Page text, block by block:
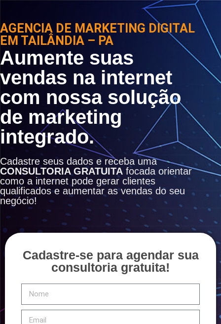
AGENCIA DE MARKETING DIGITAL
EM TAILÂNDIA – PA
Aumente suas
vendas na internet
com nossa solução
de marketing
integrado.
Cadastre seus dados e receba uma
CONSULTORIA GRATUITA focada orientar
como a internet pode gerar clientes
qualificados e aumentar as vendas do seu
negócio!
Cadastre-se para agendar sua
consultoria gratuita!